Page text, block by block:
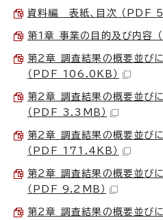
資料編 表紙、目次 （PDF
第1章 事業の目的及び内容
第2章 調査結果の概要並び
（PDF 106.0KB）
第2章 調査結果の概要並び
（PDF 3.3MB）
第2章 調査結果の概要並び
（PDF 171.4KB）
第2章 調査結果の概要並び
（PDF 9.2MB）
第2章 調査結果の概要並び